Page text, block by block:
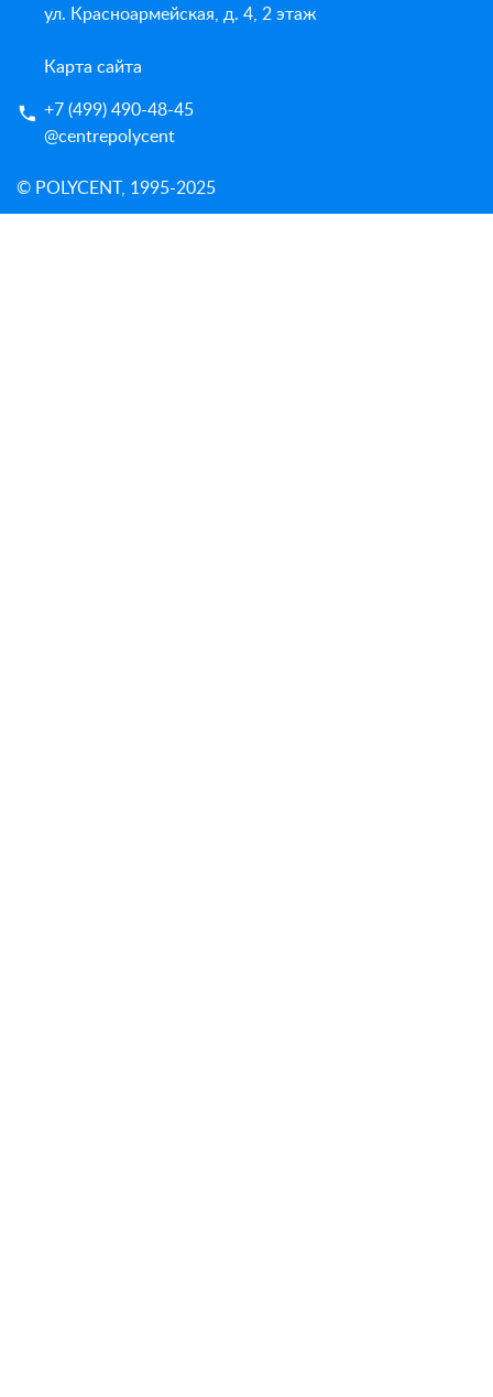
ул. Красноармейская, д. 4, 2 этаж
Карта сайта
+7 (499) 490-48-45
@centrepolycent
© POLYCENT, 1995-2025